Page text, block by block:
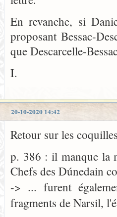
En revanche, si
proposant Bessac-
que Descarcelle-
I.
20-10-2020 14:42
Retour sur les
p. 386 : il manque la
Chefs des Dúnedain
-> ... furent
fragments de Narsil,